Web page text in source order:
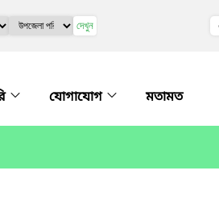
দেখুন
যোগাযোগ মতামত